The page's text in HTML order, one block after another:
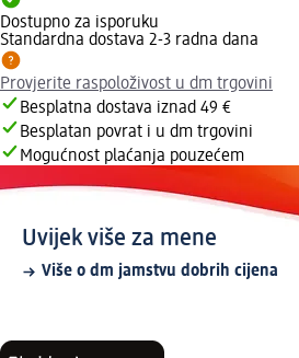
Dostupno za isporuku
Standardna dostava 2-3 radna dana
Provjerite raspoloživost u dm trgovini
Besplatna dostava iznad 49 €
Besplatan povrat i u dm trgovini
Mogućnost plaćanja pouzećem
Uvijek više za mene
Više o dm jamstvu dobrih cijena